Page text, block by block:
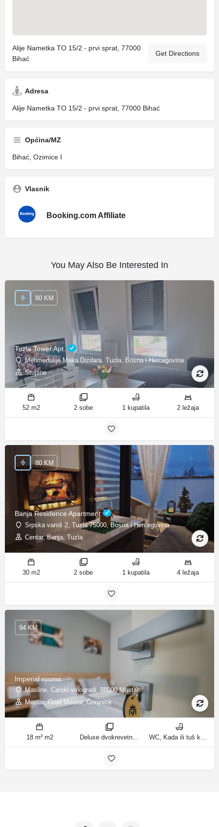
Alije Nametka TO 15/2 - prvi sprat, 77000
Bihać
Get Directions
Adresa
Alije Nametka TO 15/2 - prvi sprat, 77000 Bihać
Općina/MZ
Bihać, Ozimice I
Vlasnik
Booking.com Affiliate
You May Also Be Interested In
Tuzla Tower Apt.
Mehmedalije Maka Dizdara, Tuzla, Bosna i Hercegovina
Stupine
80 KM
52 m2 2 sobe 1 kupatila 2 ležaja
Banja Residence Apartment
Srpska varoš 2, Tuzla 75000, Bosna i Hercegovina
Centar, Banja, Tuzla
80 KM
30 m2 2 sobe 1 kupatila 4 ležaja
Imperial rooms
Masline, Carski vinogradi, 88000 Mostar
Mostar, Grad Mostar, Gnojnice
94 KM
18 m² m2 Deluxe dvokrevetna soba/dvokrevetna soba sobe WC, Kada ili tuš kupatila